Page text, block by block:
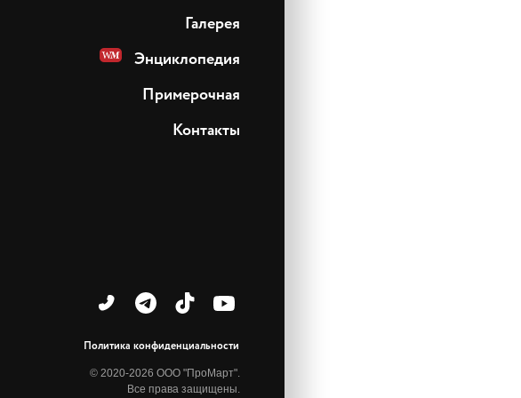
Галерея
Энциклопедия
Примерочная
Контакты
© 2020-2026 ООО "ПроМарт".
Все права защищены.
Политика конфиденциальности